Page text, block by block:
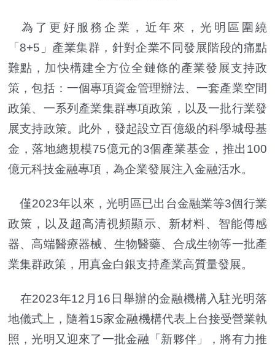
為了更好服務企業，近年來，光明區圍繞
「8+5」產業集群，針對企業不同發展階段的痛點
難點，加快構建全方位全鏈條的產業發展支持政
策，包括：一個專項資金管理辦法、一套產業空間
政策、一系列產業集群專項政策，以及一批行業發
展支持政策。此外，發起設立百億級的科學城母基
金，落地總規模75億元的3個產業基金，推出100
億元科技金融專項，為企業發展注入金融活水。
僅2023年以來，光明區已出台金融業等3個行業
政策，以及超高清視頻顯示、新材料、智能傳感
器、高端醫療器械、生物醫藥、合成生物等一批產
業集群政策，用真金白銀支持產業高質量發展。
在2023年12月16日舉辦的金融機構入駐光明落
地儀式上，隨着15家金融機構代表上台接受營業執
照，光明又迎來了一批金融「新夥伴」，將有力推